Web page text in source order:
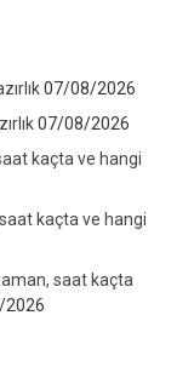
07/08/2026
07/08/2026
kaçta ve hangi
kaçta ve hangi
saat kaçta